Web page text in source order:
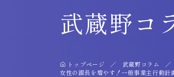
武蔵野コ
トップページ
武蔵野コラム
女性の課長を増やす！一般事業主行動計